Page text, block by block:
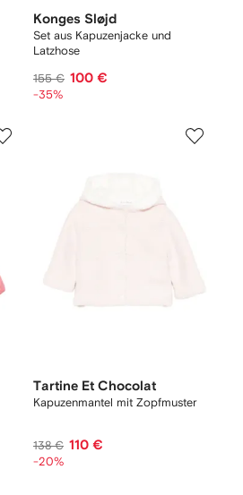
Konges Sløjd
Set aus Kapuzenjacke und
Latzhose
155 € 100 €
-35%
Tartine Et Chocolat
Kapuzenmantel mit Zopfmuster
138 € 110 €
-20%